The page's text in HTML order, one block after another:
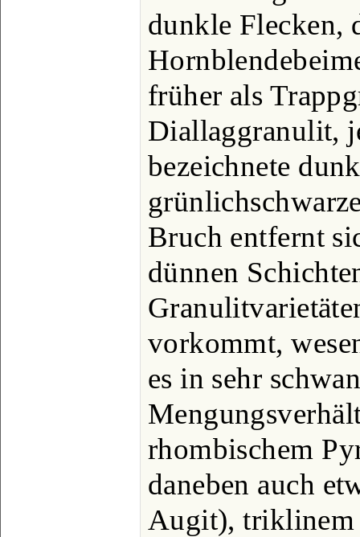
dunkle Flecken,
früher als
Diallaggranulit,
bezeichnete
Bruch entfernt
dünnen
vorkommt,
es in sehr
rhombischem
daneben auch
Augit), triklinem